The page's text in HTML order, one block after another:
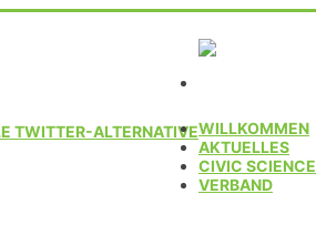
TWITTER-ALTERNATIVEWILLKOMMEN
AKTUELLES
CIVIC SCIENCE
VERBAND